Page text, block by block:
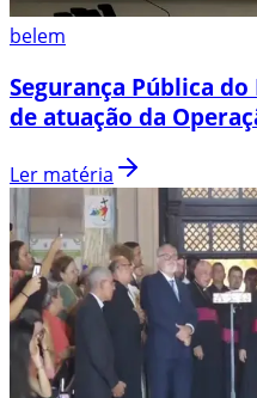
belem
Segurança Pública
de atuação da
Ler matéria